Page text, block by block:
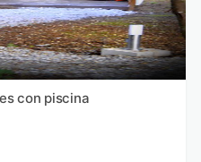
con piscina